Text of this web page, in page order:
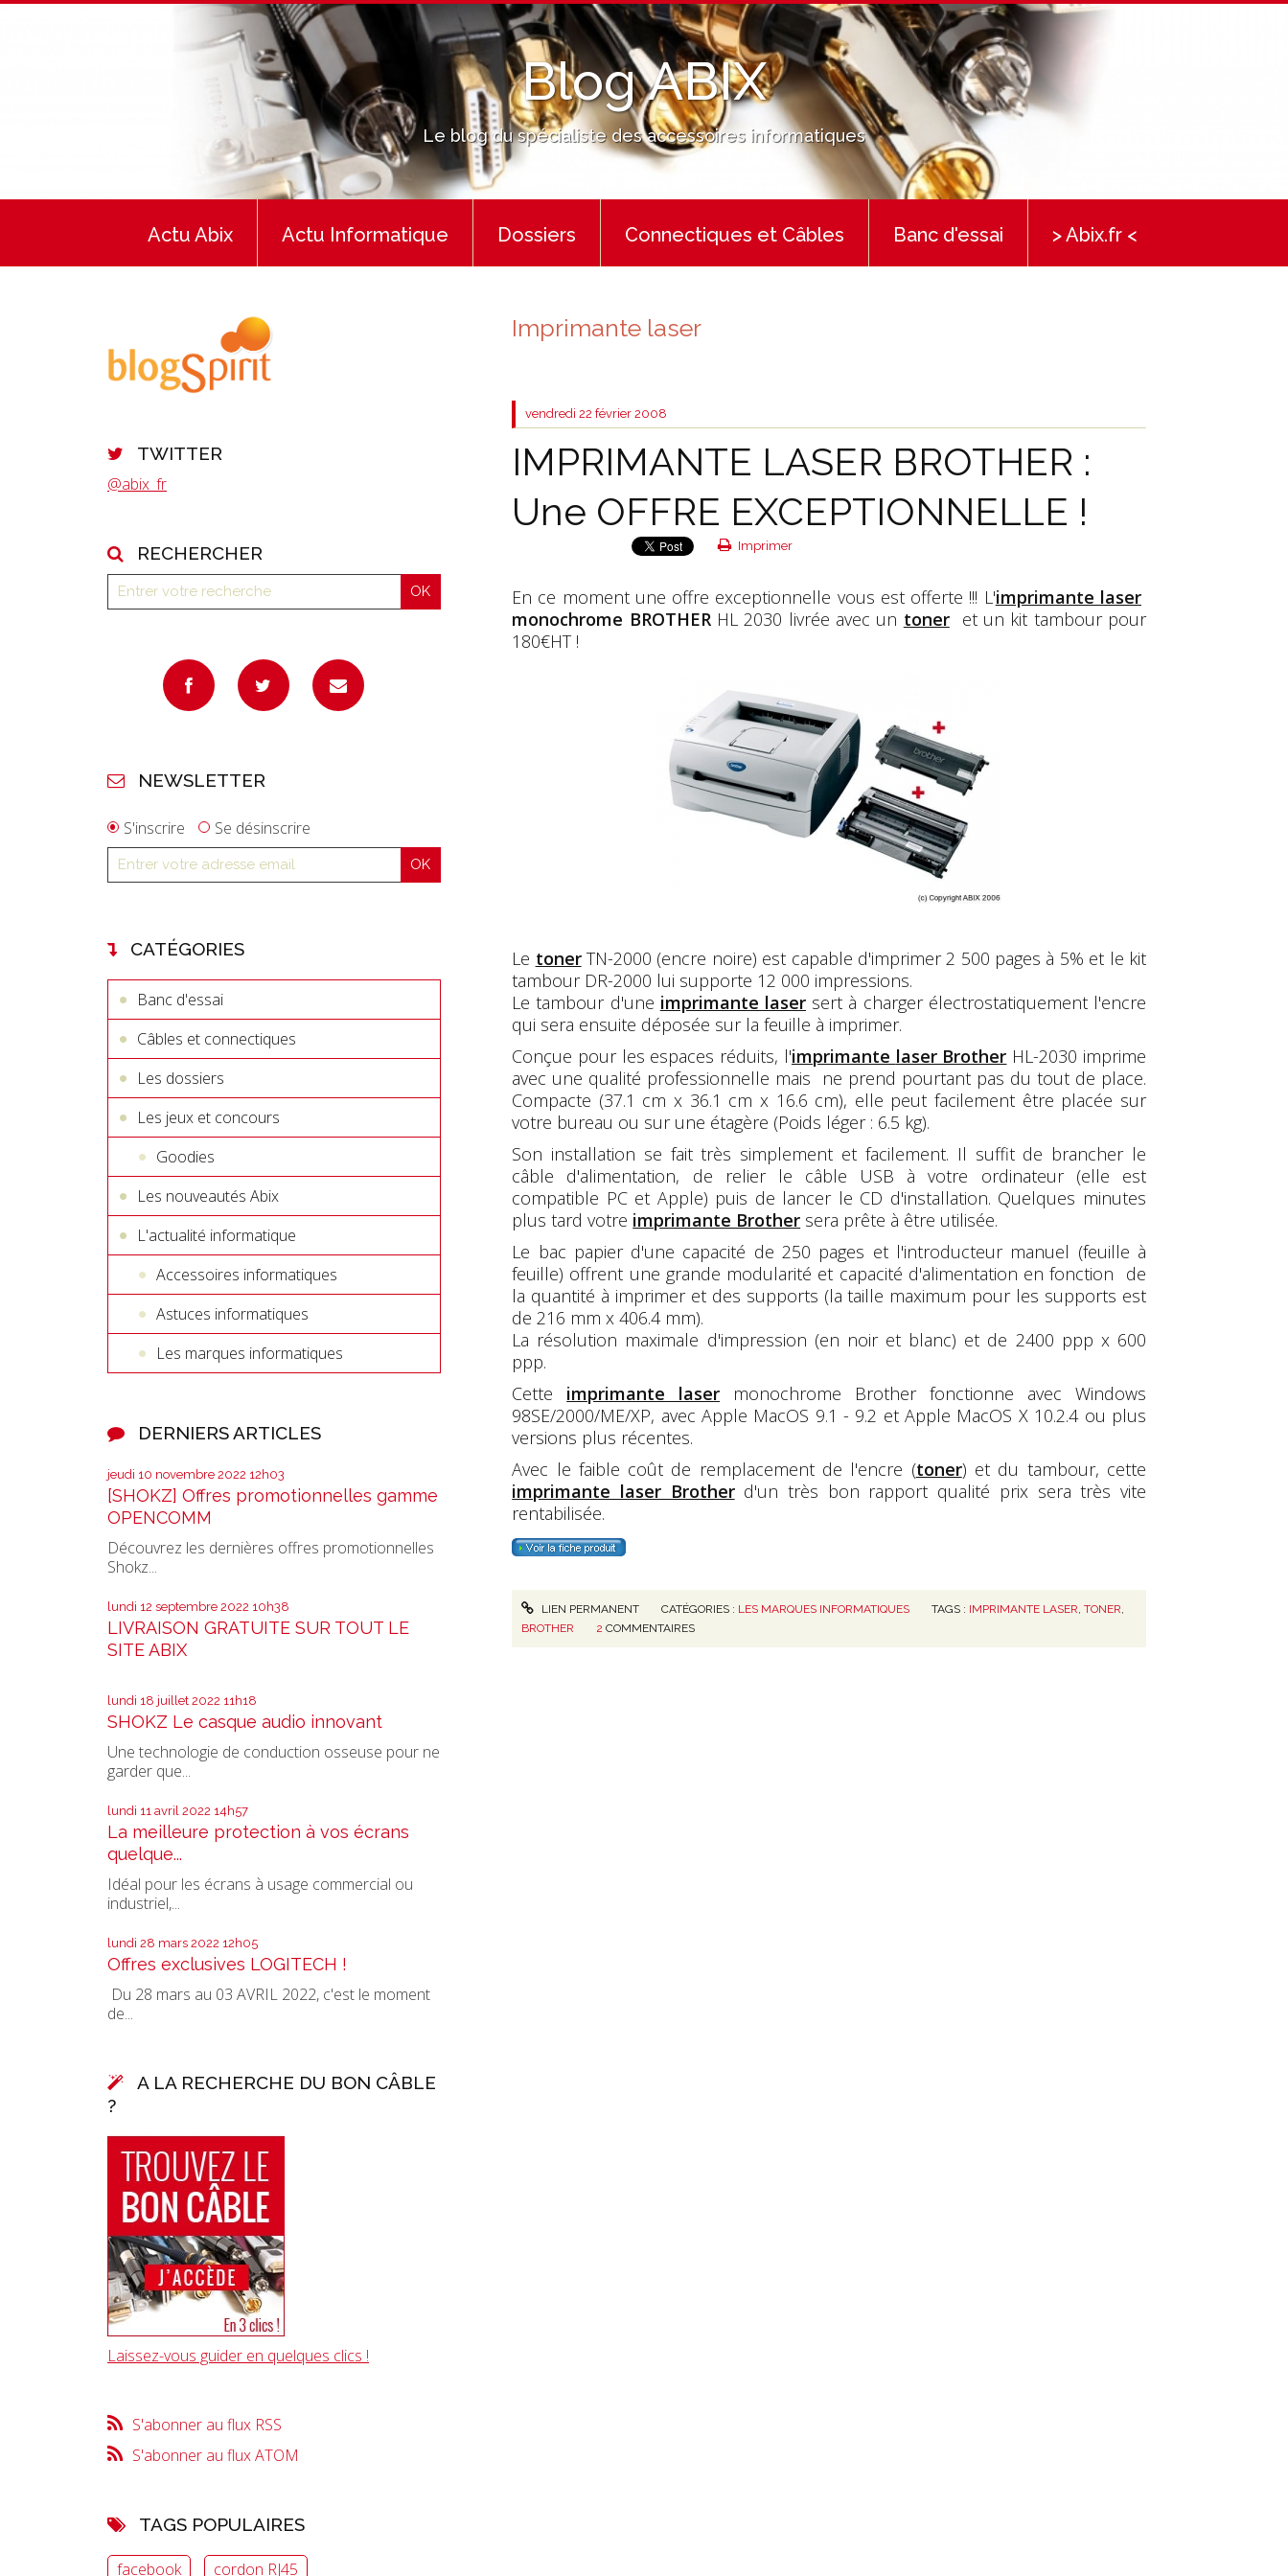
Blog ABIX
Le blog du spécialiste des accessoires informatiques
Actu Abix Actu Informatique Dossiers Connectiques et Câbles Banc d'essai > Abix.fr <
TWITTER
@abix_fr
RECHERCHER
NEWSLETTER
S'inscrire Se désinscrire
CATÉGORIES
Banc d'essai
Câbles et connectiques
Les dossiers
Les jeux et concours
Goodies
Les nouveautés Abix
L'actualité informatique
Accessoires informatiques
Astuces informatiques
Les marques informatiques
DERNIERS ARTICLES
jeudi 10 novembre 2022 12h03
[SHOKZ] Offres promotionnelles gamme
OPENCOMM
Découvrez les dernières offres promotionnelles
Shokz...
lundi 12 septembre 2022 10h38
LIVRAISON GRATUITE SUR TOUT LE
SITE ABIX
lundi 18 juillet 2022 11h18
SHOKZ Le casque audio innovant
Une technologie de conduction osseuse pour ne
garder que...
lundi 11 avril 2022 14h57
La meilleure protection à vos écrans
quelque...
Idéal pour les écrans à usage commercial ou
industriel,...
lundi 28 mars 2022 12h05
Offres exclusives LOGITECH !
Du 28 mars au 03 AVRIL 2022, c'est le moment
de...
A LA RECHERCHE DU BON CÂBLE
?
Laissez-vous guider en quelques clics !
S'abonner au flux RSS
S'abonner au flux ATOM
TAGS POPULAIRES
facebook
cordon RJ45
Imprimante laser
vendredi 22 février 2008
IMPRIMANTE LASER BROTHER :
Une OFFRE EXCEPTIONNELLE !
Imprimer
En ce moment une offre exceptionnelle vous est offerte !!! L'imprimante laser
monochrome BROTHERHL 2030 livrée avec un toneret un kit tambour pour
180€HT !
Le tonerTN-2000 (encre noire) est capable d'imprimer 2 500 pages à 5% et le kit
tambour DR-2000 lui supporte 12 000 impressions.
Le tambour d'une imprimante lasersert à charger électrostatiquement l'encre
qui sera ensuite déposée sur la feuille à imprimer.
Conçue pour les espaces réduits, l'imprimante laser Brother HL-2030 imprime
avec une qualité professionnelle mais ne prend pourtant pas du tout de place.
Compacte (37.1 cm x 36.1 cm x 16.6 cm), elle peut facilement être placée sur
votre bureau ou sur une étagère (Poids léger : 6.5 kg).
Son installation se fait très simplement et facilement. Il suffit de brancher le
câble d'alimentation, de relier le câble USB à votre ordinateur (elle est
compatible PC et Apple) puis de lancer le CD d'installation. Quelques minutes
plus tard votre imprimante Brother sera prête à être utilisée.
Le bac papier d'une capacité de 250 pages et l'introducteur manuel (feuille à
feuille) offrent une grande modularité et capacité d'alimentation en fonction de
la quantité à imprimer et des supports (la taille maximum pour les supports est
de 216 mm x 406.4 mm).
La résolution maximale d'impression (en noir et blanc) et de 2400 ppp x 600
ppp.
Cette imprimante laser monochrome Brother fonctionne avec Windows
98SE/2000/ME/XP, avec Apple MacOS 9.1 - 9.2 et Apple MacOS X 10.2.4 ou plus
versions plus récentes.
Avec le faible coût de remplacement de l'encre (toner) et du tambour, cette
imprimante laser Brotherd'un très bon rapport qualité prix sera très vite
rentabilisée.
LIEN PERMANENT CATÉGORIES : LES MARQUES INFORMATIQUES TAGS : IMPRIMANTE LASER TONER
BROTHER
2 COMMENTAIRES